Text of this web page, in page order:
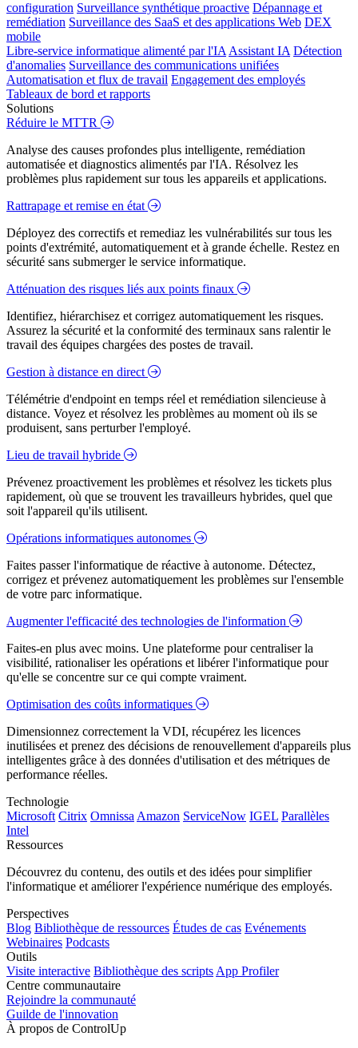
configuration Surveillance synthétique proactive Dépannage et
remédiation Surveillance des SaaS et des applications Web DEX
mobile
Libre-service informatique alimenté par l'IA Assistant IA Détection
d'anomalies Surveillance des communications unifiées
Automatisation et flux de travail Engagement des employés
Tableaux de bord et rapports
Solutions
Réduire le MTTR
Analyse des causes profondes plus intelligente, remédiation
automatisée et diagnostics alimentés par l'IA. Résolvez les
problèmes plus rapidement sur tous les appareils et applications.
Rattrapage et remise en état
Déployez des correctifs et remediaz les vulnérabilités sur tous les
points d'extrémité, automatiquement et à grande échelle. Restez en
sécurité sans submerger le service informatique.
Atténuation des risques liés aux points finaux
Identifiez, hiérarchisez et corrigez automatiquement les risques.
Assurez la sécurité et la conformité des terminaux sans ralentir le
travail des équipes chargées des postes de travail.
Gestion à distance en direct
Télémétrie d'endpoint en temps réel et remédiation silencieuse à
distance. Voyez et résolvez les problèmes au moment où ils se
produisent, sans perturber l'employé.
Lieu de travail hybride
Prévenez proactivement les problèmes et résolvez les tickets plus
rapidement, où que se trouvent les travailleurs hybrides, quel que
soit l'appareil qu'ils utilisent.
Opérations informatiques autonomes
Faites passer l'informatique de réactive à autonome. Détectez,
corrigez et prévenez automatiquement les problèmes sur l'ensemble
de votre parc informatique.
Augmenter l'efficacité des technologies de l'information
Faites-en plus avec moins. Une plateforme pour centraliser la
visibilité, rationaliser les opérations et libérer l'informatique pour
qu'elle se concentre sur ce qui compte vraiment.
Optimisation des coûts informatiques
Dimensionnez correctement la VDI, récupérez les licences
inutilisées et prenez des décisions de renouvellement d'appareils plus
intelligentes grâce à des données d'utilisation et des métriques de
performance réelles.
Technologie
Microsoft Citrix Omnissa Amazon ServiceNow IGEL Parallèles
Intel
Ressources
Découvrez du contenu, des outils et des idées pour simplifier
l'informatique et améliorer l'expérience numérique des employés.
Perspectives
Blog Bibliothèque de ressources Études de cas Evénements
Webinaires Podcasts
Outils
Visite interactive Bibliothèque des scripts App Profiler
Centre communautaire
Rejoindre la communauté
Guilde de l'innovation
À propos de ControlUp